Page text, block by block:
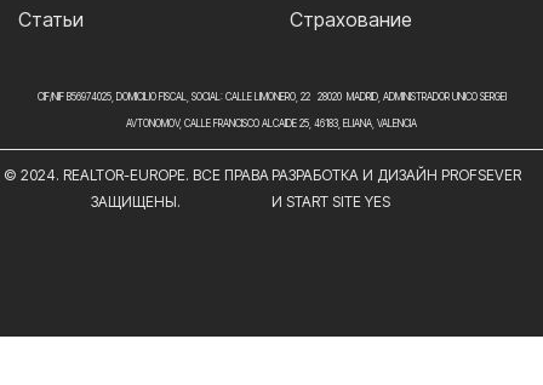
Статьи Страхование
CIF/NIF B56974025, DOMICILIO FISCAL, SOCIAL: CALLE LIMONERO, 22 28020 MADRID, ADMINISTRADOR UNICO SERGEI
AVTONOMOV, CALLE FRANCISCO ALCAIDE 25, 46183, ELIANA, VALENCIA
© 2024. REALTOR-EUROPE. ВСЕ ПРАВА
ЗАЩИЩЕНЫ.
РАЗРАБОТКА И ДИЗАЙН PROFSEVER
И START SITE YES